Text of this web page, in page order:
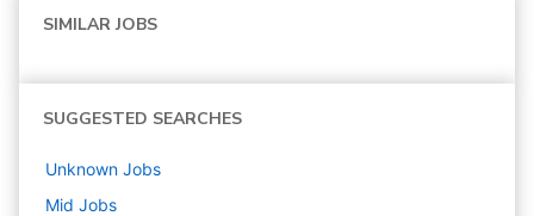
SIMILAR JOBS
SUGGESTED SEARCHES
Unknown Jobs
Mid Jobs